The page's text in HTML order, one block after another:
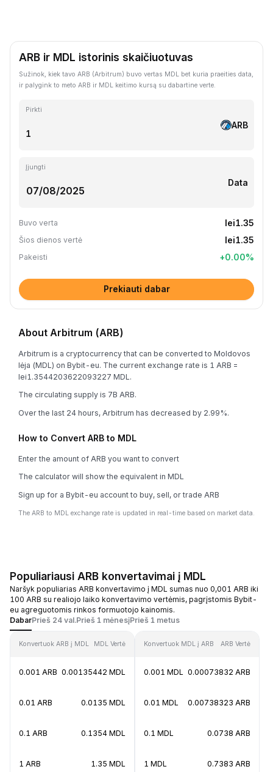
ARB ir MDL istorinis skaičiuotuvas
Sužinok, kiek tavo ARB (Arbitrum) buvo vertas MDL bet kuria praeities data,
ir palygink to meto ARB ir MDL keitimo kursą su dabartine verte.
Pirkti
ARB
Įjungti
Data
Buvo verta lei1.35
Šios dienos vertė lei1.35
Pakeisti +0.00%
Prekiauti dabar
About Arbitrum (ARB)
Arbitrum is a cryptocurrency that can be converted to Moldovos
lėja (MDL) on Bybit-eu. The current exchange rate is 1 ARB =
lei1.3544203622093227 MDL.
The circulating supply is 7B ARB.
Over the last 24 hours, Arbitrum has decreased by 2.99%.
How to Convert ARB to MDL
Enter the amount of ARB you want to convert
The calculator will show the equivalent in MDL
Sign up for a Bybit-eu account to buy, sell, or trade ARB
The ARB to MDL exchange rate is updated in real-time based on market data.
Populiariausi ARB konvertavimai į MDL
Naršyk populiarias ARB konvertavimo į MDL sumas nuo 0,001 ARB iki
100 ARB su realiojo laiko konvertavimo vertėmis, pagrįstomis Bybit-
eu agreguotomis rinkos formuotojo kainomis.
DabarPrieš 24 val.Prieš 1 mėnesįPrieš 1 metus
Konvertuok ARB į MDL MDL Vertė
0.001 ARB 0.00135442 MDL
0.01 ARB 0.0135 MDL
0.1 ARB 0.1354 MDL
1 ARB 1.35 MDL
Konvertuok MDL į ARB ARB Vertė
0.001 MDL 0.00073832 ARB
0.01 MDL 0.00738323 ARB
0.1 MDL 0.0738 ARB
1 MDL 0.7383 ARB